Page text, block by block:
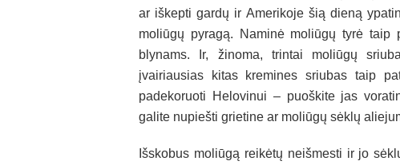
ar iškepti gardų ir Amerikoje šią dieną
moliūgų pyragą. Naminė moliūgų tyrė taip
blynams. Ir, žinoma, trintai moliūgų
įvairiausias kitas kremines sriubas taip
padekoruoti Helovinui – puoškite jas
galite nupiešti grietine ar moliūgų sėklų
Išskobus moliūgą reikėtų neišmesti ir jo